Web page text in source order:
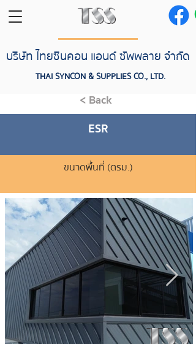
THAI SYNCON & SUPPLIES CO., LTD.
บริษัท ไทยซินคอน แอนด์ ซัพพลาย จำกัด
< Back
ESR
ขนาดพื้นที่ (ตรม.)